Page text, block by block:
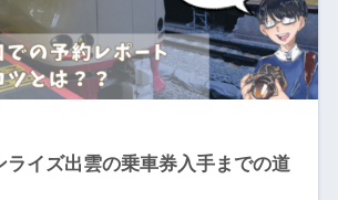
ライズ出雲の乗車券入手までの道